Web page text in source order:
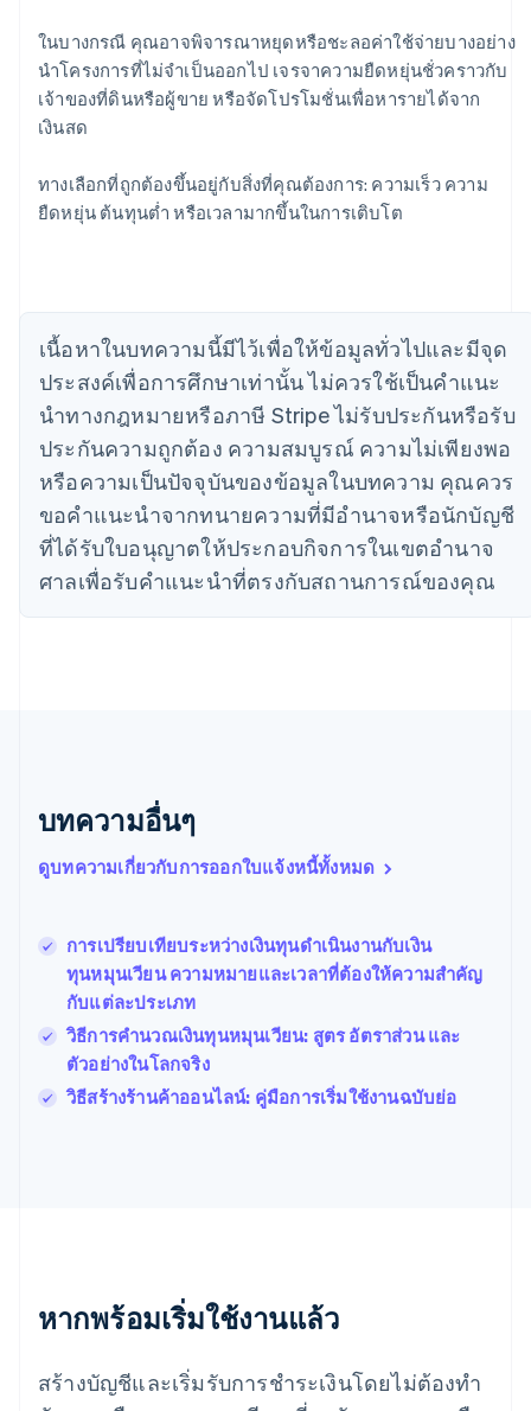
ในบางกรณี คุณอาจพิจารณาหยุดหรือชะลอค่าใช้จ่ายบางอย่าง
นำโครงการที่ไม่จำเป็นออกไป เจรจาความยืดหยุ่นชั่วคราวกับ
เจ้าของที่ดินหรือผู้ขาย หรือจัดโปรโมชั่นเพื่อหารายได้จาก
เงินสด
ทางเลือกที่ถูกต้องขึ้นอยู่กับสิ่งที่คุณต้องการ: ความเร็ว ความ
ยืดหยุ่น ต้นทุนต่ำ หรือเวลามากขึ้นในการเติบโต
เนื้อหาในบทความนี้มีไว้เพื่อให้ข้อมูลทั่วไปและมีจุด
ประสงค์เพื่อการศึกษาเท่านั้น ไม่ควรใช้เป็นคําแนะ
นําทางกฎหมายหรือภาษี Stripe ไม่รับประกันหรือรับ
ประกันความถูกต้อง ความสมบูรณ์ ความไม่เพียงพอ
หรือความเป็นปัจจุบันของข้อมูลในบทความ คุณควร
ขอคําแนะนําจากทนายความที่มีอํานาจหรือนักบัญชี
ที่ได้รับใบอนุญาตให้ประกอบกิจการในเขตอํานาจ
ศาลเพื่อรับคําแนะนําที่ตรงกับสถานการณ์ของคุณ
บทความอื่นๆ
ดูบทความเกี่ยวกับการออกใบแจ้งหนี้ทั้งหมด
การเปรียบเทียบระหว่างเงินทุนดำเนินงานกับเงิน
ทุนหมุนเวียน ความหมายและเวลาที่ต้องให้ความสำคัญ
กับแต่ละประเภท
วิธีการคำนวณเงินทุนหมุนเวียน: สูตร อัตราส่วน และ
ตัวอย่างในโลกจริง
วิธีสร้างร้านค้าออนไลน์: คู่มือการเริ่มใช้งานฉบับย่อ
หากพร้อมเริ่มใช้งานแล้ว
สร้างบัญชีและเริ่มรับการชำระเงินโดยไม่ต้องทำ
กรีซ
เขตบริหารพิเศษฮ่องกง ประเทศจีน
English 简体中文
แคนาดา
简体中文English
ไซปรัส
English
ญี่ปุ่น
日本語
เดนมาร์ก
English
ไทย
English
นอร์เวย์
English
NederlandsFrançais
โปรตุเกส
PortuguêsEnglish
ฝรั่งเศส
FrançaisEnglish
ฟินแลนด์
มอลตา
English
มาเลเซีย
English
ลักเซมเบิร์ก
ลัตเวีย
English